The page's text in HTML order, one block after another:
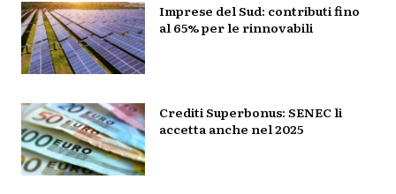
Imprese del Sud: contributi fino
al 65% per le rinnovabili
Crediti Superbonus: SENEC li
accetta anche nel 2025